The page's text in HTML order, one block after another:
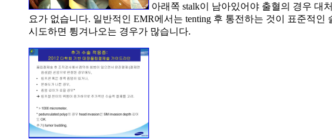
아래쪽 stalk이 남아있어야 출혈의 경우 대
요가 없습니다. 일반적인 EMR에서는 tenting 후 통전하는 것이 표준적인
시도하면 튕겨나오는 경우가 많습니다.